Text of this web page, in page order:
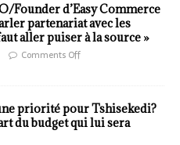
Founder d’Easy Commerce
partenariat avec les
aller puiser à la source »
Comments Off
priorité pour Tshisekedi?
du budget qui lui sera